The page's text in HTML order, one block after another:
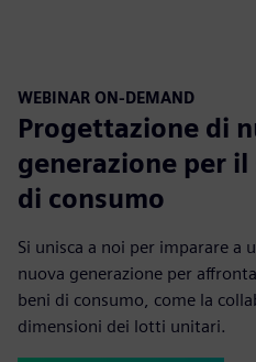
WEBINAR ON-DEMAND
Progettazione di
generazione per
di consumo
Si unisca a noi per imparare a
nuova generazione per
beni di consumo, come la
dimensioni dei lotti unitari.